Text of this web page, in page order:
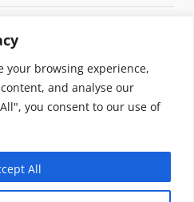
your browsing experience,
and analyse our
you consent to our use of
All
3 ingredienti che
proprietà di Jws Media
giornalistica, in quanto
periodicità. Non può
prodotto editoriale ai sensi